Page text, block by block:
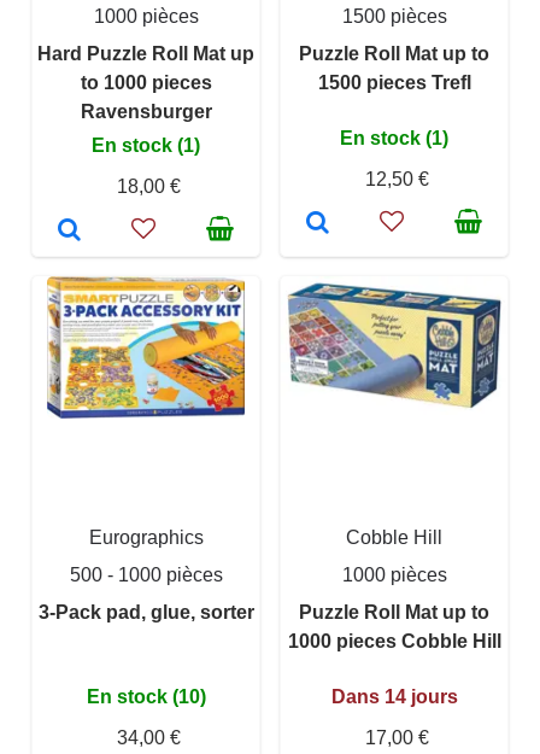
1000 pièces
Hard Puzzle Roll Mat up
to 1000 pieces
Ravensburger
En stock (1)
18,00 €
1500 pièces
Puzzle Roll Mat up to
1500 pieces Trefl
En stock (1)
12,50 €
Eurographics
500 - 1000 pièces
3-Pack pad, glue, sorter
En stock (10)
34,00 €
Cobble Hill
1000 pièces
Puzzle Roll Mat up to
1000 pieces Cobble Hill
Dans 14 jours
17,00 €